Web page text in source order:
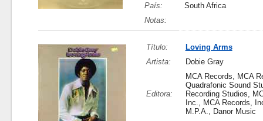
País:
South Africa
Notas:
Título:
Loving Arms
Artista:
Dobie Gray
Editora:
MCA Records, MCA
Quadrafonic Sound
Recording Studios,
Inc., MCA Records,
M.P.A., Danor Music